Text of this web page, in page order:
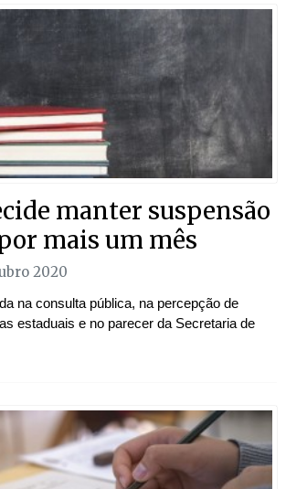
manter suspensão
mais um mês
2020
na consulta pública, na percepção de
estaduais e no parecer da Secretaria de